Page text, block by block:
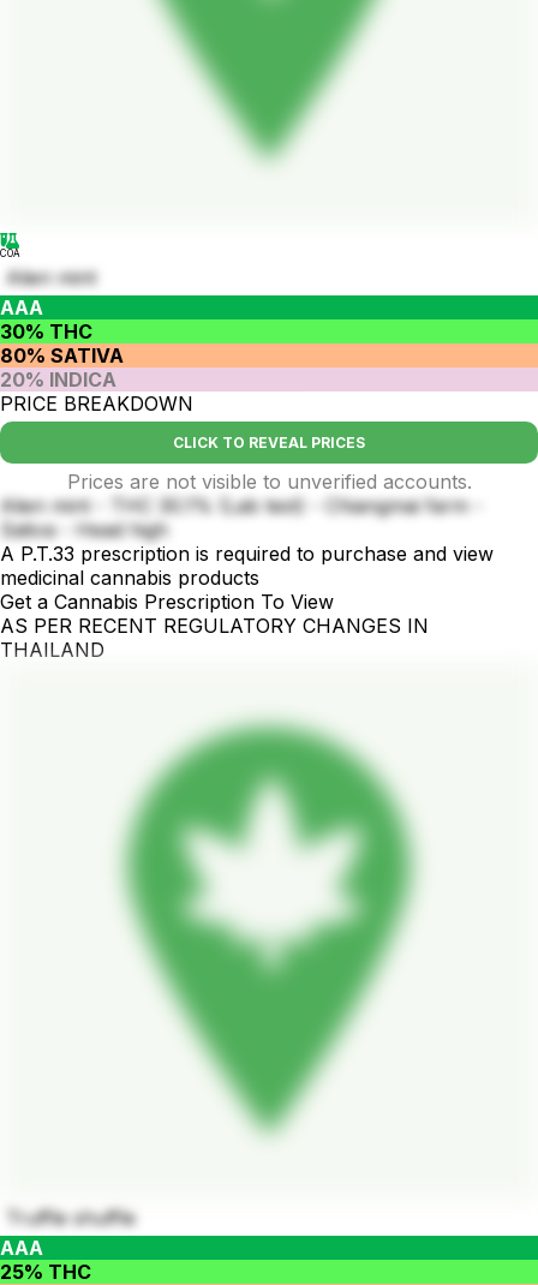
COA
Alien mint
AAA
30% THC
80% SATIVA
20% INDICA
PRICE BREAKDOWN
CLICK TO REVEAL PRICES
Prices are not visible to unverified accounts.
Alien mint - THC 30.1% (Lab test) - Chiangmai farm -
Sativa - Head high
A P.T.33 prescription is required to purchase and view
medicinal cannabis products
Get a Cannabis Prescription To View
AS PER RECENT REGULATORY CHANGES IN
THAILAND
Truffle shuffle
AAA
25% THC